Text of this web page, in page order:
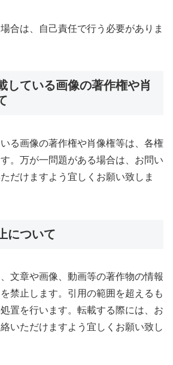
合は、自己責任で行う必要がありま
している画像の著作権や肖
る画像の著作権や肖像権等は、各権
。万が一問題がある場合は、お問い
だけますよう宜しくお願い致しま
について
文章や画像、動画等の著作物の情報
禁止します。引用の範囲を超えるも
置を行います。転載する際には、お
いただけますよう宜しくお願い致し